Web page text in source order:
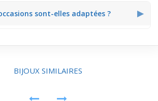
sont-elles adaptées ? ▶
restent discrètes et élégantes.
BIJOUX SIMILAIRES